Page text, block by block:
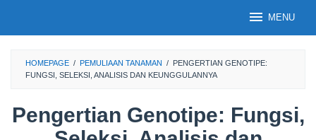
MENU
HOMEPAGE / PEMULIAAN TANAMAN / PENGERTIAN GENOTIPE:
FUNGSI, SELEKSI, ANALISIS DAN KEUNGGULANNYA
Pengertian Genotipe: Fungsi,